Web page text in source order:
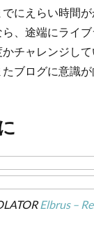
にえらい時間
、途端にライ
チャレンジし
ブログに意識
Elbrus –